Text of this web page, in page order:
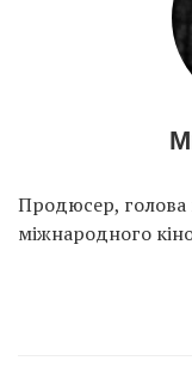
Продюсер, голова
міжнародного